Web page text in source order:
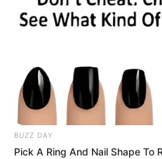
BUZZ DAY
Pick A Ring And Nail Shape To